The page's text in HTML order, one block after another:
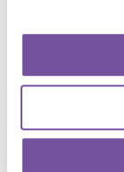
‘Weigeren’ te
van functionele
wat de
toekomst
om
en wonen
ook nieuwe
aanvullend